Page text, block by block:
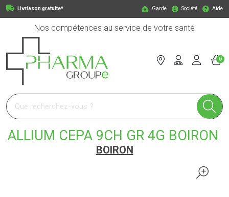
Livriason gratuite* Garde Société Aide
Nos compétences au service de votre santé
Pharmagroupe Votre pharmacie en ligne à votre service
0
ALLIUM CEPA 9CH GR 4G BOIRON
BOIRON